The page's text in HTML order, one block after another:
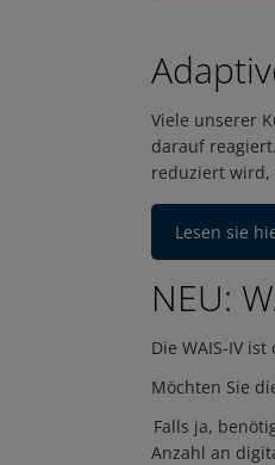
Viele unserer
darauf
reduziert wird,
Lesen sie
NEU:
Die WAIS-IV
Möchten Sie
Falls ja,
Anzahl an